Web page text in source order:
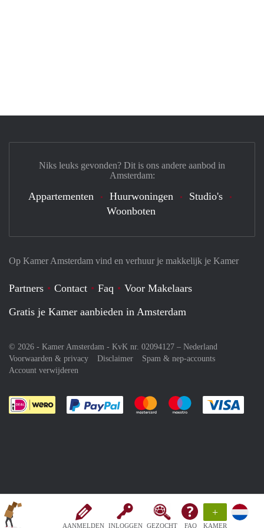
AANMELDEN INLOGGEN GEZOCHT FAQ
+
KAMER
Op Kamer Amsterdam vind en verhuur je makkelijk je Kamer
Partners Contact Faq
Voor Makelaars
Gratis je Kamer aanbieden in Amsterdam
© 2026 - Kamer Amsterdam - KvK nr. 02094127 – Nederland
Voorwaarden & privacy
Disclaimer
Spam & nep-accounts
Account verwijderen
Je rekent gemakkelijk af met Paypal
Je rekent gemakkelijk af met
Je rekent
Niks leuks gevonden? Dit is ons andere aanbod in
Amsterdam:
Appartementen Huurwoningen
Studio's
Woonboten